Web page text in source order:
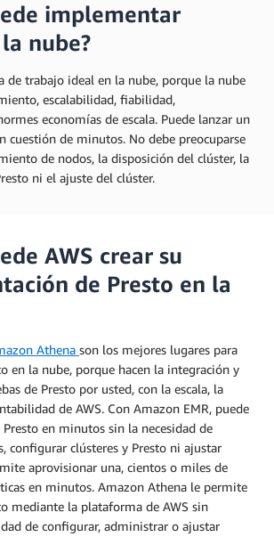
implementar
nube?
de trabajo ideal en la nube, porque la nube
escalabilidad, fiabilidad,
economías de escala. Puede lanzar un
cuestión de minutos. No debe preocuparse
de nodos, la disposición del clúster, la
ni el ajuste del clúster.
AWS crear su
de Presto en la
Athena son los mejores lugares para
en la nube, porque hacen la integración y
de Presto por usted, con la escala, la
de AWS. Con Amazon EMR, puede
Presto en minutos sin la necesidad de
configurar clústeres y Presto ni ajustar
aprovisionar una, cientos o miles de
en minutos. Amazon Athena le permite
mediante la plataforma de AWS sin
de configurar, administrar o ajustar